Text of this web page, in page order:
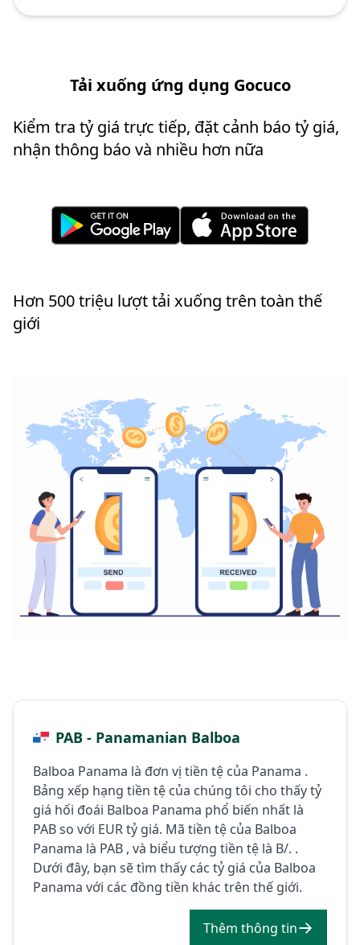
Tải xuống ứng dụng Gocuco
Kiểm tra tỷ giá trực tiếp, đặt cảnh báo tỷ giá,
nhận thông báo và nhiều hơn nữa
Hơn 500 triệu lượt tải xuống trên toàn thế
giới
PAB - Panamanian Balboa
Balboa Panama là đơn vị tiền tệ của Panama .
Bảng xếp hạng tiền tệ của chúng tôi cho thấy tỷ
giá hối đoái Balboa Panama phổ biến nhất là
PAB so với EUR tỷ giá. Mã tiền tệ của Balboa
Panama là PAB , và biểu tượng tiền tệ là B/. .
Dưới đây, bạn sẽ tìm thấy các tỷ giá của Balboa
Panama với các đồng tiền khác trên thế giới.
Thêm thông tin